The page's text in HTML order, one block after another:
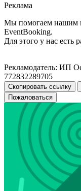
Реклама
Мы помогаем нашим
EventBooking.
Для этого у нас есть
Рекламодатель: ИП
772832289705
Скопировать ссылку
Пожаловаться